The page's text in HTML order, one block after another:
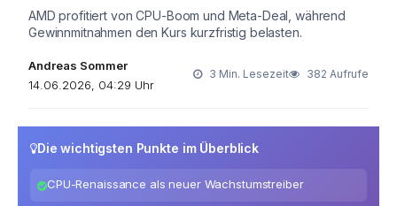
AMD profitiert von CPU-Boom und Meta-Deal, während
Gewinnmitnahmen den Kurs kurzfristig belasten.
Andreas Sommer
14.06.2026, 04:29 Uhr
3 Min. Lesezeit 382 Aufrufe
Die wichtigsten Punkte im Überblick
CPU-Renaissance als neuer Wachstumstreiber